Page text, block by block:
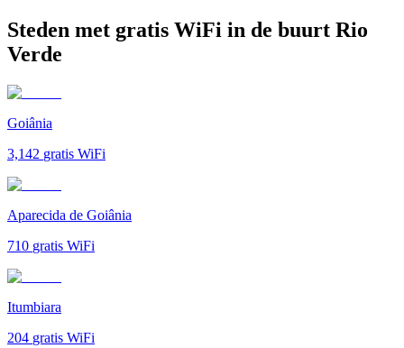
Steden met gratis WiFi in de buurt Rio
Verde
Goiânia
3,142 gratis WiFi
Aparecida de Goiânia
710 gratis WiFi
Itumbiara
204 gratis WiFi